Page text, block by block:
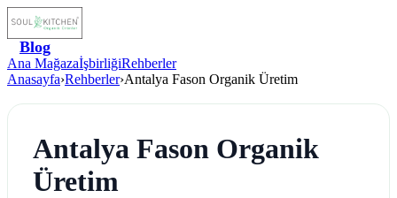
Blog
Ana MağazaİşbirliğiRehberler
Anasayfa›Rehberler›Antalya Fason Organik Üretim
Antalya Fason Organik
Üretim